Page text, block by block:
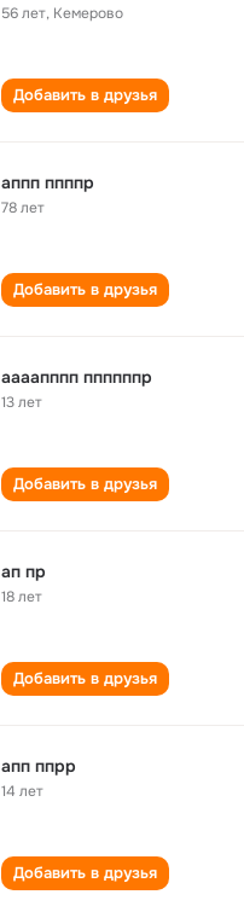
56 лет, Кемерово
Добавить в друзья
аппп ппппр
78 лет
Добавить в друзья
аааапппп ппппппр
13 лет
Добавить в друзья
ап пр
18 лет
Добавить в друзья
апп ппрр
14 лет
Добавить в друзья